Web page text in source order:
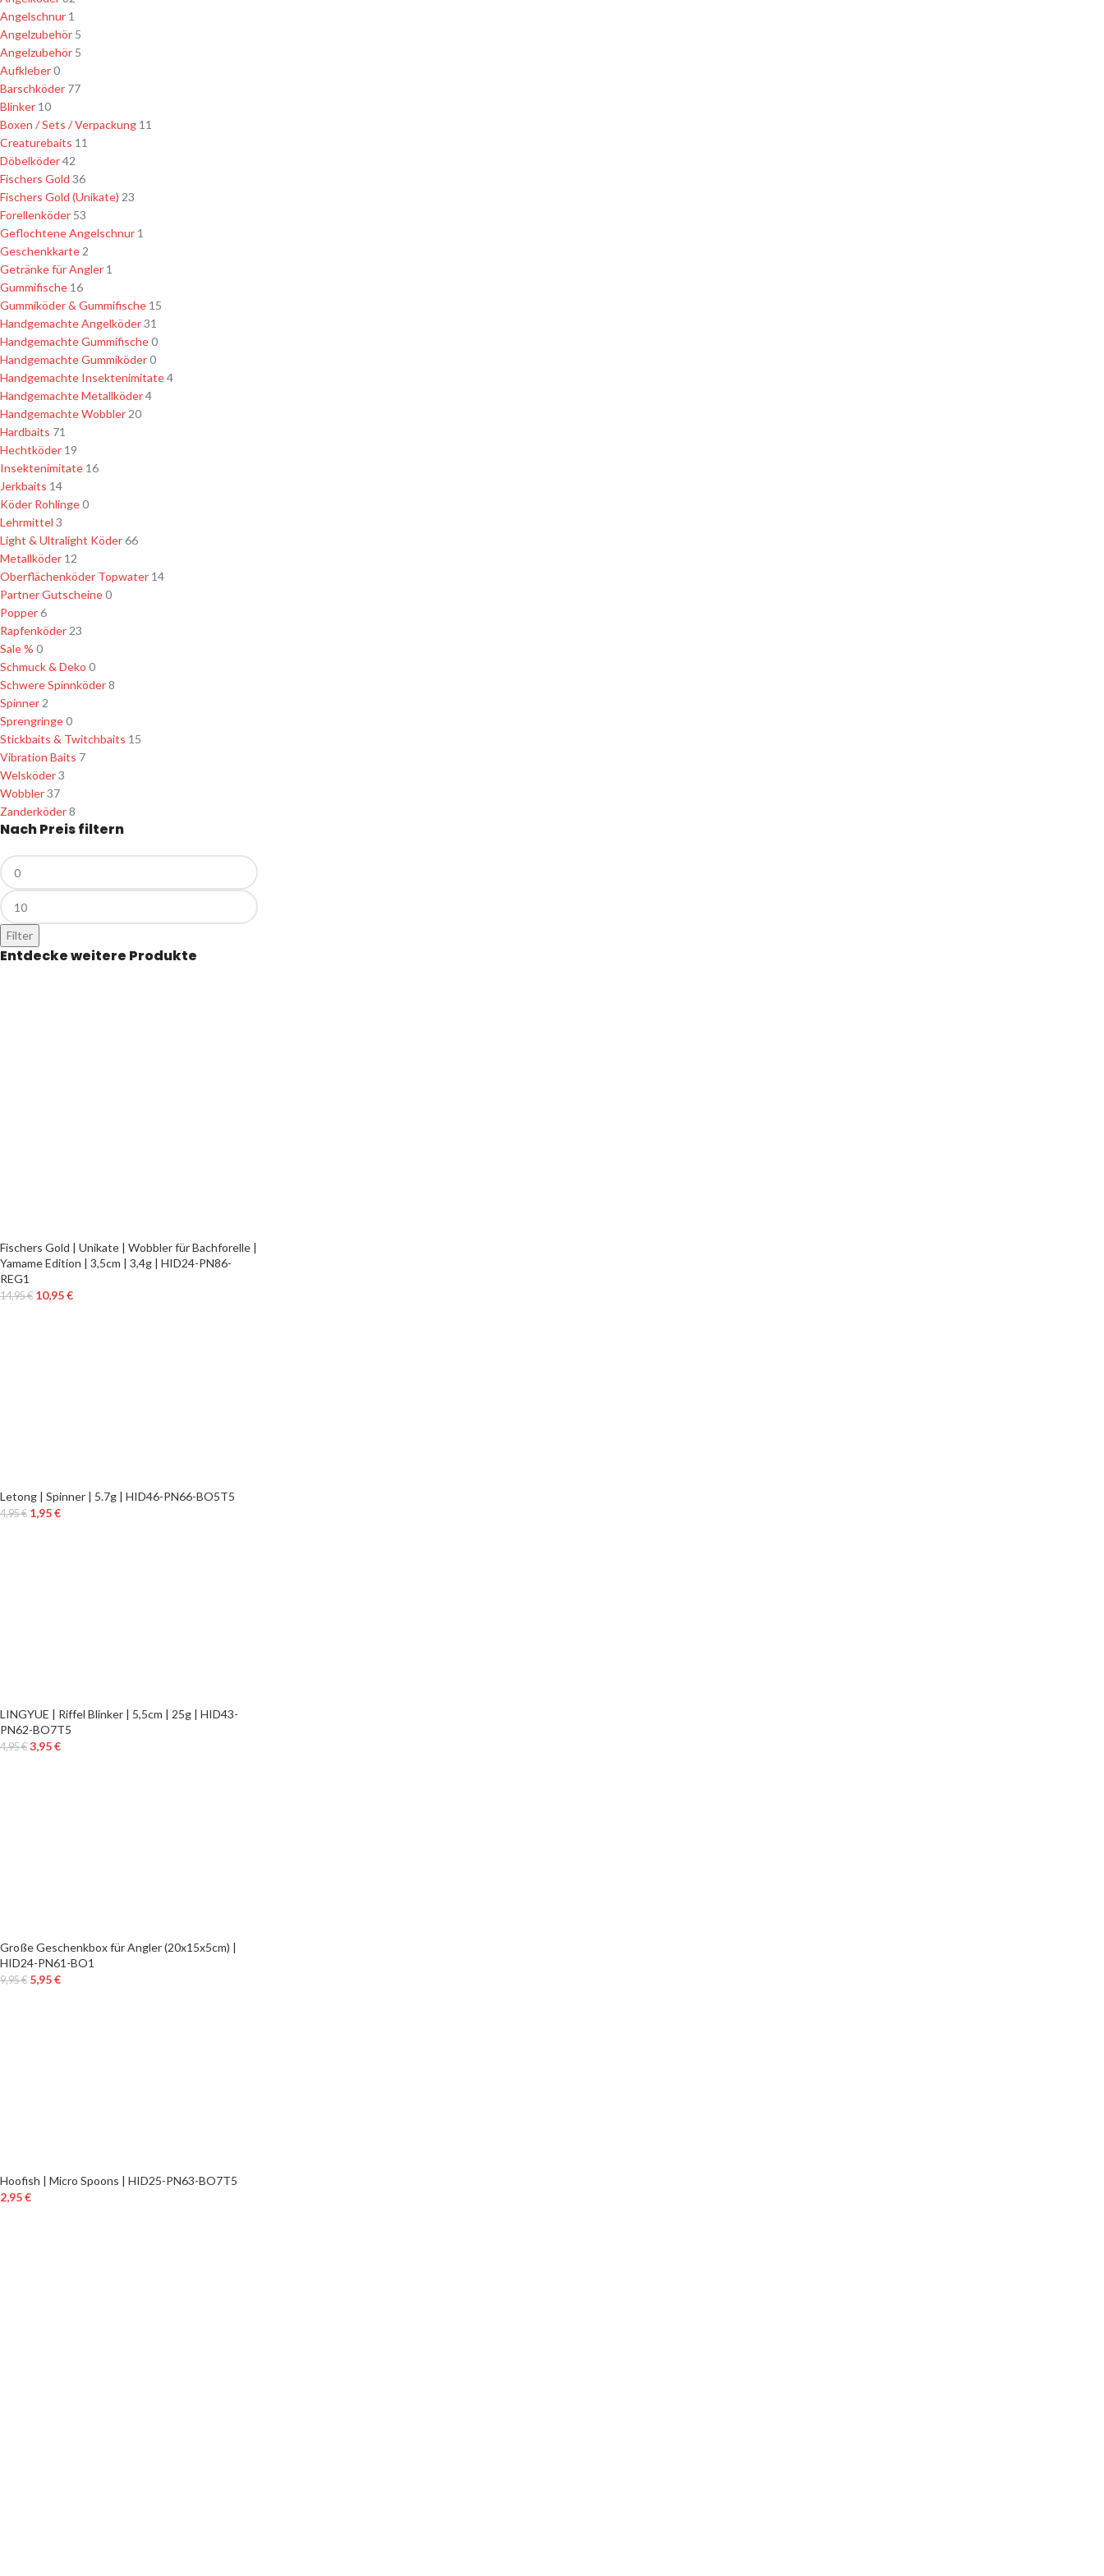
Angelschnur 1
Angelzubehör 5
Angelzubehör 5
Aufkleber0
Barschköder 77
Blinker 10
Boxen / Sets / Verpackung 11
Creaturebaits 11
Döbelköder42
Fischers Gold 36
Fischers Gold (Unikate) 23
Forellenköder 53
Geflochtene Angelschnur 1
Geschenkkarte 2
Getränke für Angler 1
Gummifische 16
Gummiköder & Gummifische 15
Handgemachte Angelköder31
Handgemachte Gummifische0
Handgemachte Gummiköder0
Handgemachte Insektenimitate4
Handgemachte Metallköder4
Handgemachte Wobbler 20
Hardbaits 71
Hechtköder 19
Insektenimitate 16
Jerkbaits 14
Köder Rohlinge0
Lehrmittel 3
Light & Ultralight Köder66
Metallköder 12
Oberflächenköder Topwater 14
Partner Gutscheine0
Popper6
Rapfenköder 23
Sale % 0
Schmuck & Deko 0
Schwere Spinnköder8
Spinner 2
Sprengringe0
Stickbaits & Twitchbaits 15
Vibration Baits 7
Welsköder3
Wobbler37
Zanderköder8
Nach Preis filtern
Filter
Entdecke weitere Produkte
Fischers Gold | Unikate | Wobbler für Bachforelle |
Yamame Edition | 3,5cm | 3,4g | HID24-PN86-
REG1
14,95€ 10,95€
Letong | Spinner | 5.7g | HID46-PN66-BO5T5
4,95€ 1,95€
LINGYUE | Riffel Blinker | 5,5cm | 25g | HID43-
PN62-BO7T5
4,95€ 3,95€
Große Geschenkbox für Angler (20x15x5cm) |
HID24-PN61-BO1
9,95€ 5,95€
Hoofish | Micro Spoons | HID25-PN63-BO7T5
2,95€